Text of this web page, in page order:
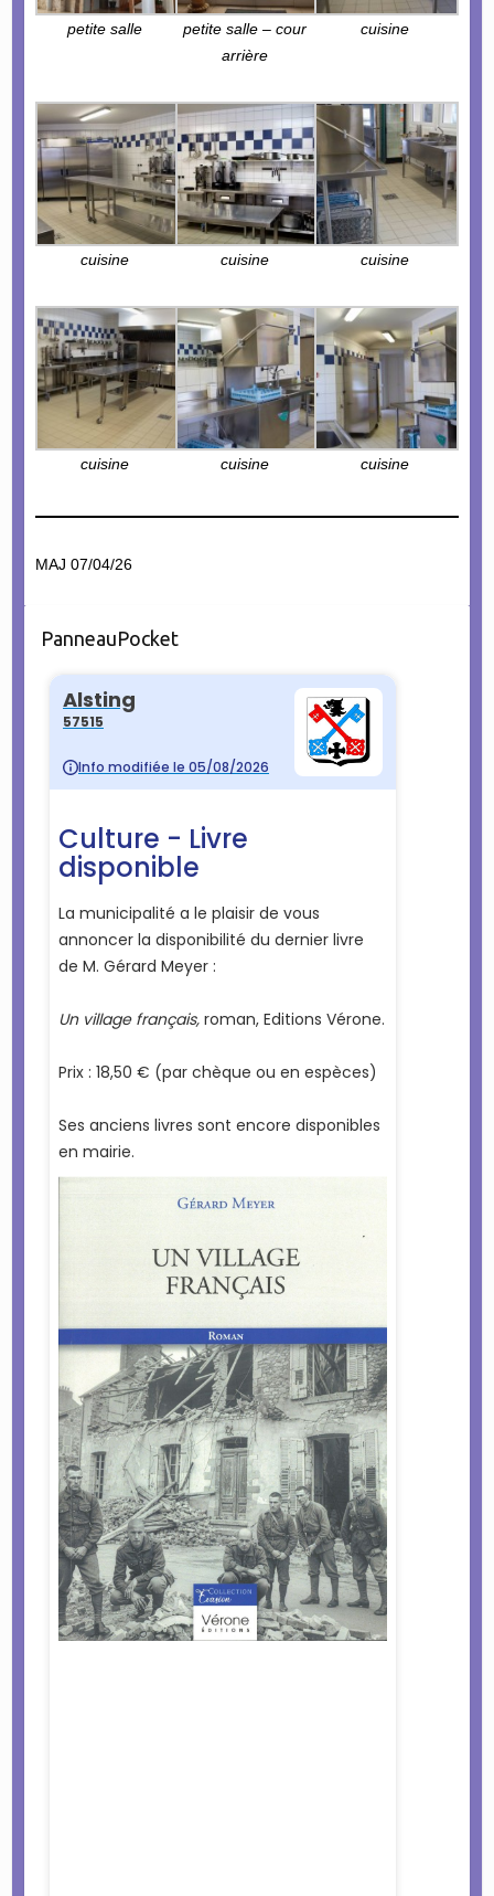
petite salle
petite salle – cour
arrière
cuisine
cuisine cuisine cuisine
cuisine cuisine cuisine
MAJ 07/04/26
PanneauPocket